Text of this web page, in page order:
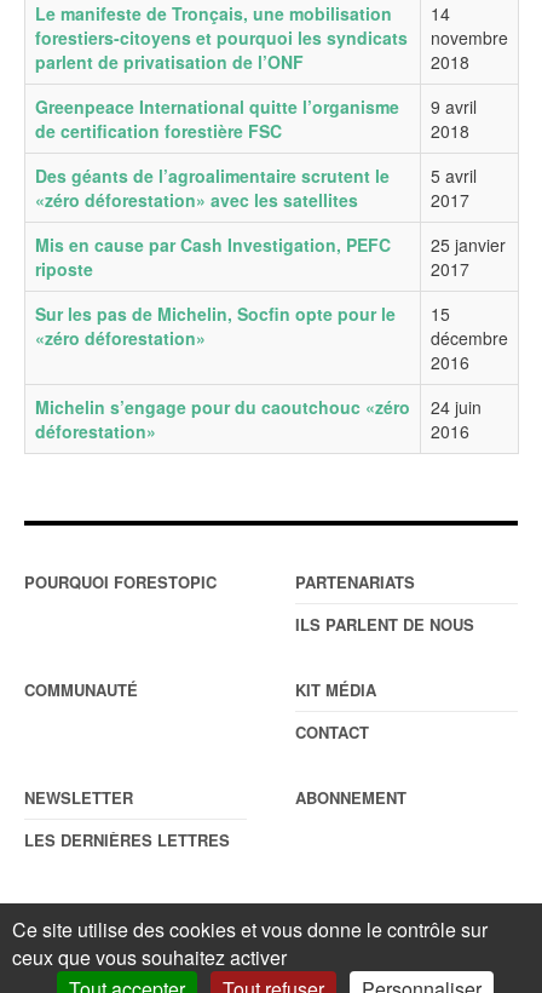
Le manifeste de Tronçais, une mobilisation
forestiers-citoyens et pourquoi les syndicats
parlent de privatisation de l’ONF
14
novembre
2018
Greenpeace International quitte l’organisme
de certification forestière FSC
9 avril
2018
Des géants de l’agroalimentaire scrutent le
«zéro déforestation» avec les satellites
5 avril
2017
Mis en cause par Cash Investigation, PEFC
riposte
25 janvier
2017
Sur les pas de Michelin, Socfin opte pour le
«zéro déforestation»
15
décembre
2016
Michelin s’engage pour du caoutchouc «zéro
déforestation»
24 juin
2016
POURQUOI FORESTOPIC
PARTENARIATS
ILS PARLENT DE NOUS
COMMUNAUTÉ
KIT MÉDIA
CONTACT
NEWSLETTER
LES DERNIÈRES LETTRES
ABONNEMENT
© ForestopicMentions légales. Reproduction interdite sans autorisation
écrite préalable.Gestionnaire de cookies
Ce site utilise des cookies et vous donne le contrôle sur
ceux que vous souhaitez activer